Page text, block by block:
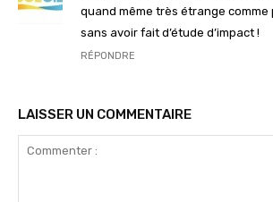
quand même très étrange comme
sans avoir fait d’étude d’impact !
RÉPONDRE
LAISSER UN COMMENTAIRE